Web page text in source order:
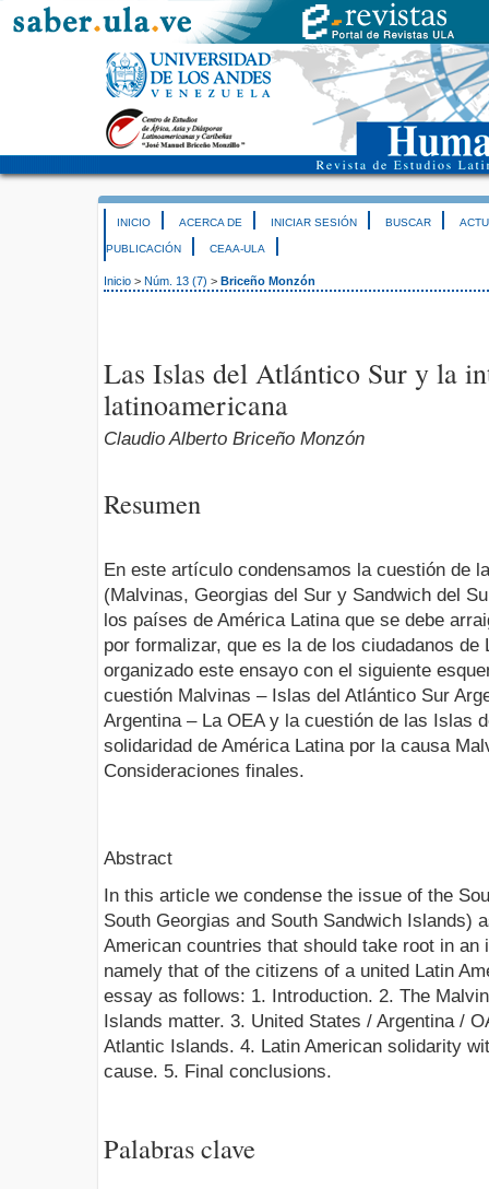
INICIO ACERCA DE INICIAR SESIÓN BUSCAR
PUBLICACIÓN CEAA-ULA
Inicio > Núm. 13 (7) > Briceño Monzón
Las Islas del Atlántico Sur y la
latinoamericana
Claudio Alberto Briceño Monzón
Resumen
En este artículo condensamos la cuestión de
(Malvinas, Georgias del Sur y Sandwich del
los países de América Latina que se debe
por formalizar, que es la de los ciudadanos de
organizado este ensayo con el siguiente
cuestión Malvinas – Islas del Atlántico Sur
Argentina – La OEA y la cuestión de las Islas
solidaridad de América Latina por la causa
Consideraciones finales.
Abstract
In this article we condense the issue of the
South Georgias and South Sandwich Islands)
American countries that should take root in
namely that of the citizens of a united Latin
essay as follows: 1. Introduction. 2. The
Islands matter. 3. United States / Argentina /
Atlantic Islands. 4. Latin American solidarity
cause. 5. Final conclusions.
Palabras clave